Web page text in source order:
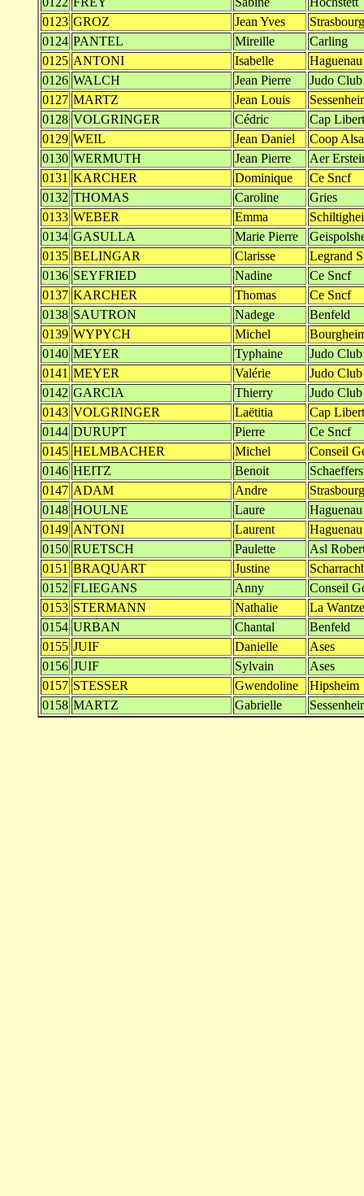
0123 GROZ Jean Yves
Strasbourg
0124 PANTEL Mireille
Carling
0125 ANTONI Isabelle
Haguenau
0126 WALCH Jean Pierre
Judo
0127 MARTZ Jean Louis
0128 VOLGRINGER Cédric
Cap
0129 WEIL Jean Daniel
Coop
0130 WERMUTH Jean Pierre
Aer
0131 KARCHER Dominique
Ce Sncf
0132 THOMAS Caroline
Gries
0133 WEBER Emma
0134 GASULLA Marie Pierre
0135 BELINGAR Clarisse
Legrand
0136 SEYFRIED Nadine
Ce Sncf
0137 KARCHER Thomas
Ce Sncf
0138 SAUTRON Nadege
Benfeld
0139 WYPYCH Michel
0140 MEYER Typhaine
Judo
0141 MEYER Valérie
Judo
0142 GARCIA Thierry
Judo
0143 VOLGRINGER Laëtitia
Cap
0144 DURUPT Pierre
Ce Sncf
0145 HELMBACHER Michel
Conseil
0146 HEITZ Benoit
0147 ADAM Andre
Strasbourg
0148 HOULNE Laure
Haguenau
0149 ANTONI Laurent
Haguenau
0150 RUETSCH Paulette
Asl
0151 BRAQUART Justine
0152 FLIEGANS Anny
Conseil
0153 STERMANN Nathalie
La
0154 URBAN Chantal
Benfeld
0155 JUIF Danielle
Ases
0156 JUIF Sylvain
Ases
0157 STESSER Gwendoline
Hipsheim
0158 MARTZ Gabrielle